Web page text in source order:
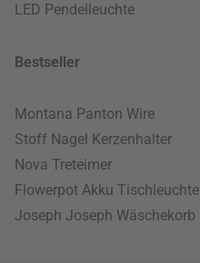
LED Pendelleuchte
Bestseller
Montana Panton Wire
Stoff Nagel Kerzenhalter
Nova Treteimer
Flowerpot Akku Tischleuchte
Joseph Joseph Wäschekorb